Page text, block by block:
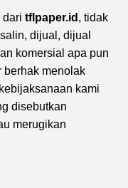
dari tflpaper.id , tidak
dijual, dijual
komersial apa pun
berhak menolak
kami
disebutkan
merugikan